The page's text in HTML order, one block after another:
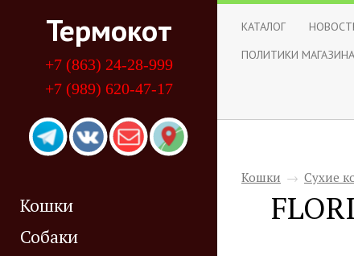
Термокот
+7 (863) 24-28-999
+7 (989) 620-47-17
Кошки
Собаки
КАТАЛОГ
ПОЛИТИКИ МАГАЗИНА
Кошки → Сухие